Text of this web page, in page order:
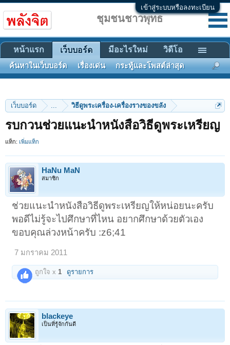
เข้าสู่ระบบหรือลงทะเบียน
เว็บบอร์ด ... วิธีดูพระเครื่อง-เครื่องรางของขลัง
รบกวนช่วยแนะนำหนังสือวิธีดูพระเหรียญ
แท็ก: เพิ่มแท็ก
HaNu MaN
สมาชิก
ช่วยแนะนำหนังสือวิธีดูพระเหรียญให้หน่อยนะครับ
พอดีไม่รู้จะไปศึกษาที่ไหน อยากศึกษาด้วยตัวเอง
ขอบคุณล่วงหน้าครับ :z6;41
7 มกราคม 2011
ถูกใจ x1 ดูรายการ
blackeye
เป็นที่รู้จักกันดี
ชุมชนชาวพุทธ
หน้าแรก เว็บบอร์ด
ค้นหาในเว็บบอร์ด เรื่องเด่น กระทู้และโพสต์ล่าสุด
มีอะไรใหม่ วิดีโอ